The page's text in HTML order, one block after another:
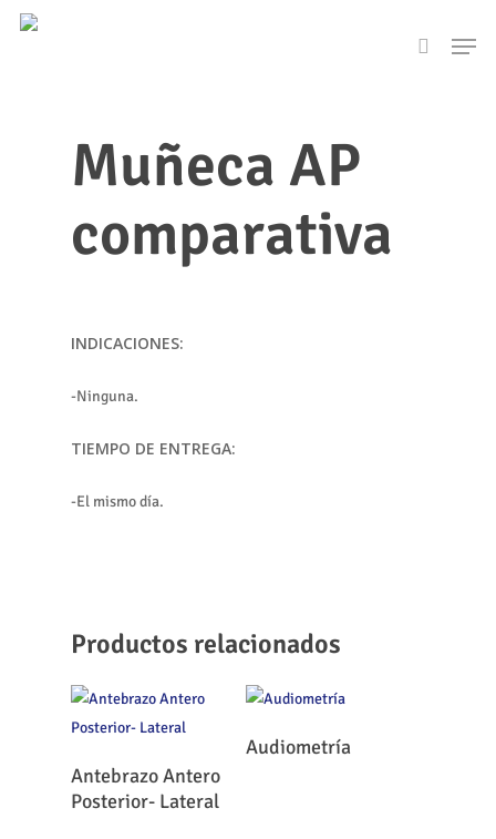
Skip
search
Muñeca AP
comparativa
INDICACIONES:
-Ninguna.
TIEMPO DE ENTREGA:
-El mismo día.
Productos relacionados
Leer Más
Antebrazo Antero
Posterior- Lateral
Leer Más
Audiometría